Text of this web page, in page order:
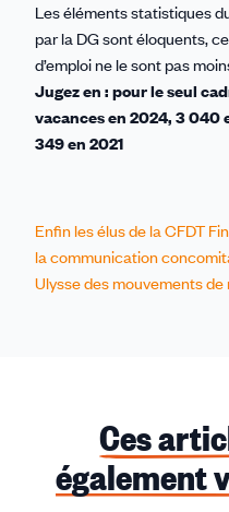
Les éléments statistiques
par la DG sont éloquents,
d’emploi ne le sont pas
Jugez en : pour le seul
vacances en 2024, 3 040
349 en 2021
Enfin les élus de la CFDT
la communication
Ulysse des mouvements
Ces
également